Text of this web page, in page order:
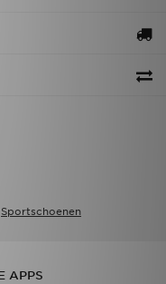
Sportschoenen
APPS